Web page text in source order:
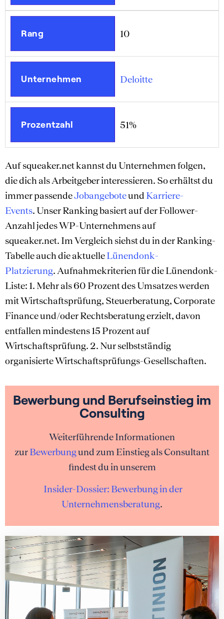
Rang 10
Unternehmen Deloitte
Prozentzahl 51%
Auf squeaker.net kannst du Unternehmen folgen,
die dich als Arbeitgeber interessieren. So erhältst du
immer passendeJobangeboteund Karriere-
Events. Unser Ranking basiert auf der Follower-
Anzahl jedes WP-Unternehmens auf
squeaker.net. Im Vergleich siehst du in der Ranking-
Tabelle auch die aktuelleLünendonk-
Platzierung. Aufnahmekriterien für die Lünendonk-
Liste: 1. Mehr als 60 Prozent des Umsatzes werden
mit Wirtschaftsprüfung, Steuerberatung, Corporate
Finance und/oder Rechtsberatung erzielt, davon
entfallen mindestens 15 Prozent auf
Wirtschaftsprüfung. 2. Nur selbstständig
organisierte Wirtschaftsprüfungs-Gesellschaften.
Bewerbung und Berufseinstieg im
Consulting
Weiterführende Informationen
zurBewerbungund zum Einstieg als Consultant
findest du in unserem
Insider-Dossier: Bewerbung in der
Unternehmensberatung.